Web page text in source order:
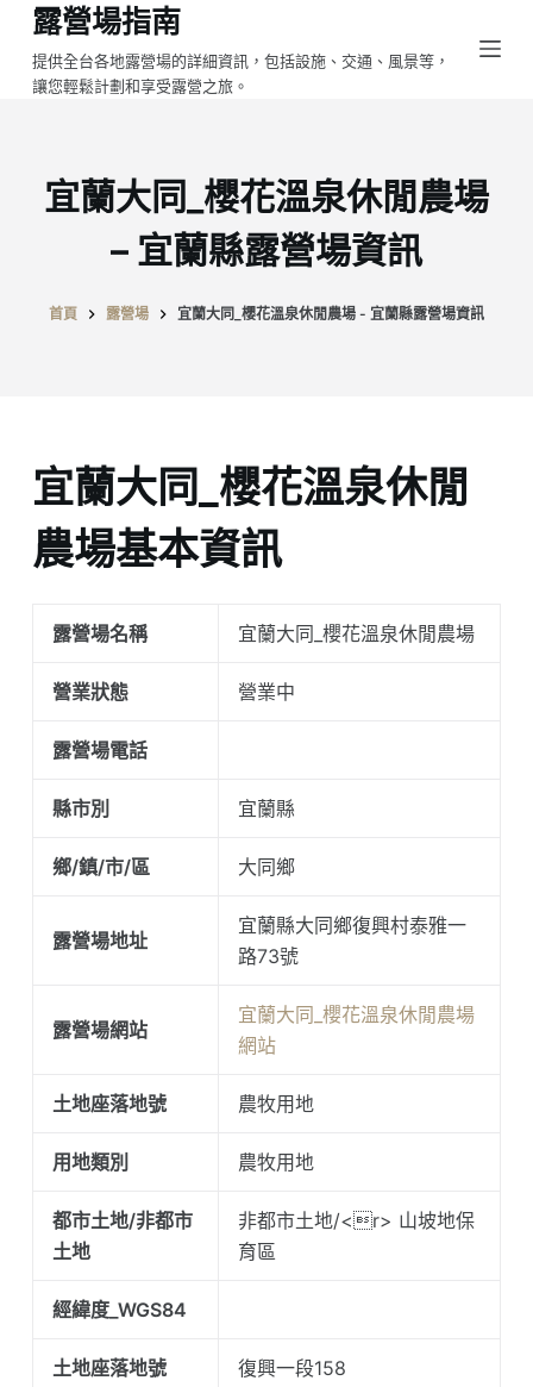
跳
至
主
露營場指南
提供全台各地露營場的詳細資訊，包括設施、交通、風景等，
讓您輕鬆計劃和享受露營之旅。
宜蘭大同_櫻花溫泉休閒農場
– 宜蘭縣露營場資訊
首頁 露營場 宜蘭大同_櫻花溫泉休閒農場 - 宜蘭縣露營場資訊
宜蘭大同_櫻花溫泉休閒
農場基本資訊
露營場名稱 宜蘭大同_櫻花溫泉休閒農場
營業狀態 營業中
露營場電話
縣市別 宜蘭縣
鄉/鎮/市/區 大同鄉
露營場地址
宜蘭縣大同鄉復興村泰雅一
路73號
露營場網站
宜蘭大同_櫻花溫泉休閒農場
網站
土地座落地號 農牧用地
用地類別 農牧用地
都市土地/非都市
土地
非都市土地/<r> 山坡地保
育區
經緯度_WGS84
土地座落地號 復興一段158